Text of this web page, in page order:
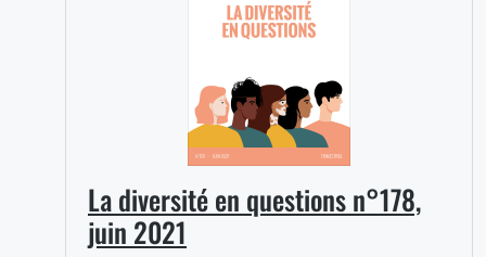
La diversité en questions n°178,
juin 2021